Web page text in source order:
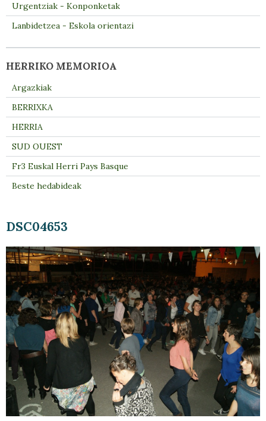
DSC04653
Urgentziak - Konponketak
Lanbidetzea - Eskola orientazi
HERRIKO MEMORIOA
Argazkiak
BERRIXKA
HERRIA
SUD OUEST
Fr3 Euskal Herri Pays Basque
Beste hedabideak